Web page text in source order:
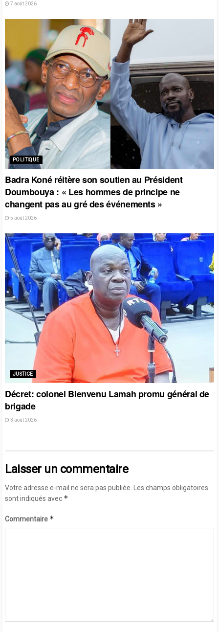
7 août 2026
POLITIQUE
Badra Koné réitère son soutien au Président
Doumbouya : « Les hommes de principe ne
changent pas au gré des événements »
5 août 2026
JUSTICE
Décret: colonel Bienvenu Lamah promu général de
brigade
3 août 2026
Laisser un commentaire
Votre adresse e-mail ne sera pas publiée. Les champs obligatoires
sont indiqués avec *
Commentaire *